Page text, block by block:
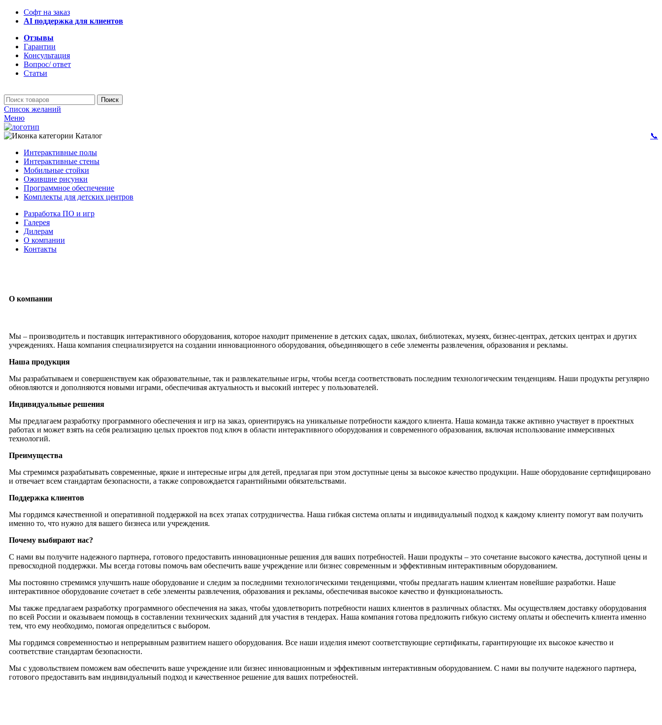
Софт на заказ
AI поддержка для клиентов
Отзывы
Гарантии
Консультация
Вопрос/ ответ
Статьи
Поиск
Список желаний
Меню
📞
Каталог
Интерактивные полы
Интерактивные стены
Мобильные стойки
Ожившие рисунки
Программное обеспечение
Комплекты для детских центров
Разработка ПО и игр
Галерея
Дилерам
О компании
Контакты
О компании
Мы – производитель и поставщик интерактивного оборудования, которое находит применение в детских садах, школах, библиотеках, музеях, бизнес-центрах, детских центрах и других
учреждениях. Наша компания специализируется на создании инновационного оборудования, объединяющего в себе элементы развлечения, образования и рекламы.
Наша продукция
Мы разрабатываем и совершенствуем как образовательные, так и развлекательные игры, чтобы всегда соответствовать последним технологическим тенденциям. Наши продукты регулярно
обновляются и дополняются новыми играми, обеспечивая актуальность и высокий интерес у пользователей.
Индивидуальные решения
Мы предлагаем разработку программного обеспечения и игр на заказ, ориентируясь на уникальные потребности каждого клиента. Наша команда также активно участвует в проектных
работах и может взять на себя реализацию целых проектов под ключ в области интерактивного оборудования и современного образования, включая использование иммерсивных
технологий.
Преимущества
Мы стремимся разрабатывать современные, яркие и интересные игры для детей, предлагая при этом доступные цены за высокое качество продукции. Наше оборудование сертифицировано
и отвечает всем стандартам безопасности, а также сопровождается гарантийными обязательствами.
Поддержка клиентов
Мы гордимся качественной и оперативной поддержкой на всех этапах сотрудничества. Наша гибкая система оплаты и индивидуальный подход к каждому клиенту помогут вам получить
именно то, что нужно для вашего бизнеса или учреждения.
Почему выбирают нас?
С нами вы получите надежного партнера, готового предоставить инновационные решения для ваших потребностей. Наши продукты – это сочетание высокого качества, доступной цены и
превосходной поддержки. Мы всегда готовы помочь вам обеспечить ваше учреждение или бизнес современным и эффективным интерактивным оборудованием.
Мы постоянно стремимся улучшить наше оборудование и следим за последними технологическими тенденциями, чтобы предлагать нашим клиентам новейшие разработки. Наше
интерактивное оборудование сочетает в себе элементы развлечения, образования и рекламы, обеспечивая высокое качество и функциональность.
Мы также предлагаем разработку программного обеспечения на заказ, чтобы удовлетворить потребности наших клиентов в различных областях. Мы осуществляем доставку оборудования
по всей России и оказываем помощь в составлении технических заданий для участия в тендерах. Наша компания готова предложить гибкую систему оплаты и обеспечить клиента именно
тем, что ему необходимо, помогая определиться с выбором.
Мы гордимся современностью и непрерывным развитием нашего оборудования. Все наши изделия имеют соответствующие сертификаты, гарантирующие их высокое качество и
соответствие стандартам безопасности.
Мы с удовольствием поможем вам обеспечить ваше учреждение или бизнес инновационным и эффективным интерактивным оборудованием. С нами вы получите надежного партнера,
готового предоставить вам индивидуальный подход и качественное решение для ваших потребностей.